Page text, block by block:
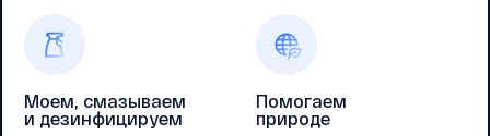
Моем, смазываем
и дезинфицируем
Помогаем
природе